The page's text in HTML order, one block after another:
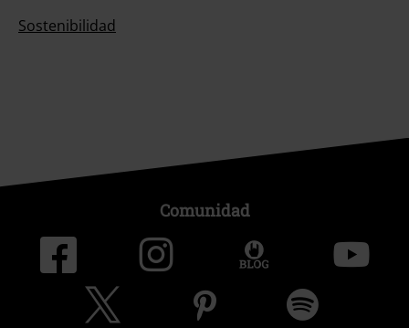
Sostenibilidad
Comunidad